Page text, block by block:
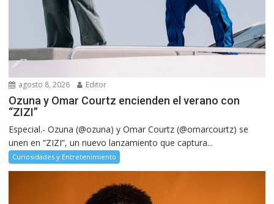
agosto 8, 2026 Editor
Ozuna y Omar Courtz encienden el verano con
“ZIZI”
Especial.- Ozuna (@ozuna) y Omar Courtz (@omarcourtz) se
unen en “ZIZI”, un nuevo lanzamiento que captura...
Curiosidades y Entretenimiento